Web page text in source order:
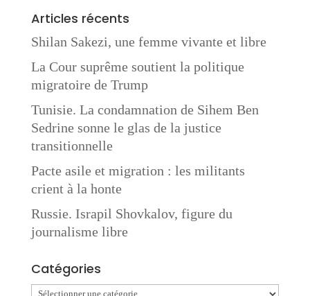
Articles récents
Shilan Sakezi, une femme vivante et libre
La Cour suprême soutient la politique
migratoire de Trump
Tunisie. La condamnation de Sihem Ben
Sedrine sonne le glas de la justice
transitionnelle
Pacte asile et migration : les militants
crient à la honte
Russie. Israpil Shovkalov, figure du
journalisme libre
Catégories
Catégories